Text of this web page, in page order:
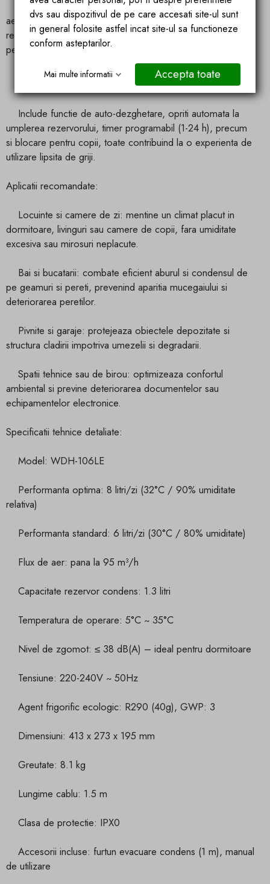
Filtrul antibacterian lavabil asigura o calitate ridicata a
aerului, reducand particulele daunatoare si imbunatatind
respiratia in spatii inchise – un beneficiu esential pentru
persoanele sensibile sau alergice.
Functii inteligente pentru siguranta si confort
Include functie de auto-dezghetare, opriti automata la
umplerea rezervorului, timer programabil (1-24 h), precum
si blocare pentru copii, toate contribuind la o experienta de
utilizare lipsita de griji.
Aplicatii recomandate:
Locuinte si camere de zi: mentine un climat placut in
dormitoare, livinguri sau camere de copii, fara umiditate
excesiva sau mirosuri neplacute.
Bai si bucatarii: combate eficient aburul si condensul de
pe geamuri si pereti, prevenind aparitia mucegaiului si
deteriorarea peretilor.
Pivnite si garaje: protejeaza obiectele depozitate si
structura cladirii impotriva umezelii si degradarii.
Spatii tehnice sau de birou: optimizeaza confortul
ambiental si previne deteriorarea documentelor sau
echipamentelor electronice.
Specificatii tehnice detaliate:
Model: WDH-106LE
Performanta optima: 8 litri/zi (32°C / 90% umiditate
relativa)
Performanta standard: 6 litri/zi (30°C / 80% umiditate)
Flux de aer: pana la 95 m³/h
Capacitate rezervor condens: 1.3 litri
Temperatura de operare: 5°C ~ 35°C
Nivel de zgomot: ≤ 38 dB(A) – ideal pentru dormitoare
Tensiune: 220-240V ~ 50Hz
Agent frigorific ecologic: R290 (40g), GWP: 3
Dimensiuni: 413 x 273 x 195 mm
Greutate: 8.1 kg
Lungime cablu: 1.5 m
Clasa de protectie: IPX0
Accesorii incluse: furtun evacuare condens (1 m), manual
de utilizare
dvs sau dispozitivul de pe care accesati site-ul sunt
in general folosite astfel incat site-ul sa functioneze
conform asteptarilor.
Mai multe informatii Accepta toate